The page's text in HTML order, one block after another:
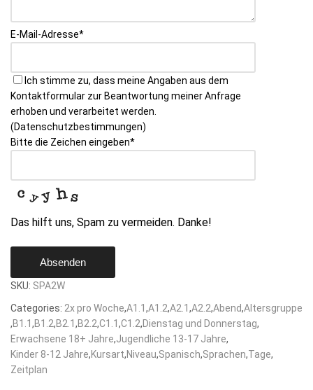
E-Mail-Adresse*
Ich stimme zu, dass meine Angaben aus dem
Kontaktformular zur Beantwortung meiner Anfrage
erhoben und verarbeitet werden.
(Datenschutzbestimmungen)
Bitte die Zeichen eingeben*
Das hilft uns, Spam zu vermeiden. Danke!
Absenden
Email*
SKU: SPA2W
Categories: 2x pro Woche,A1.1 ,A1.2,A2.1 ,A2.2,Abend,Altersgruppe
,B1.1 ,B1.2,B2.1 ,B2.2,C1.1 ,C1.2,Dienstag und Donnerstag,
Erwachsene 18+ Jahre,Jugendliche 13-17 Jahre,
Kinder 8-12 Jahre,Kursart,Niveau,Spanisch,Sprachen,Tage,
Zeitplan